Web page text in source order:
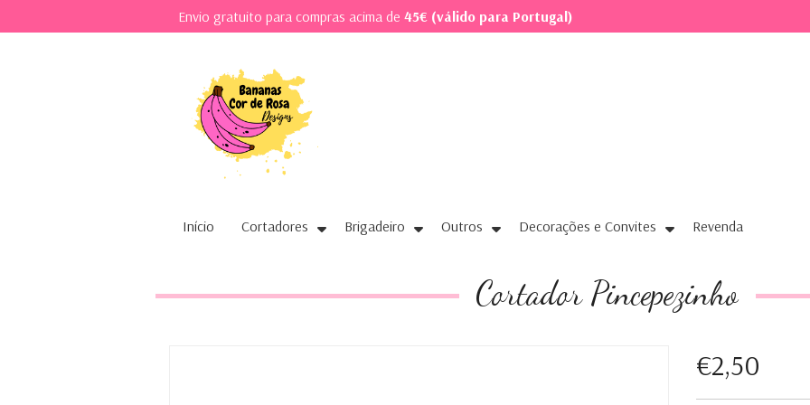
Envio gratuito para compras acima de 45€ (válido para Portugal)
Início Cortadores Brigadeiro Outros Decorações e Convites Revenda
Cortador Pincepezinho
€2,50